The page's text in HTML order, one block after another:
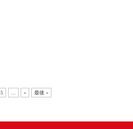
5 ... » 最後 »